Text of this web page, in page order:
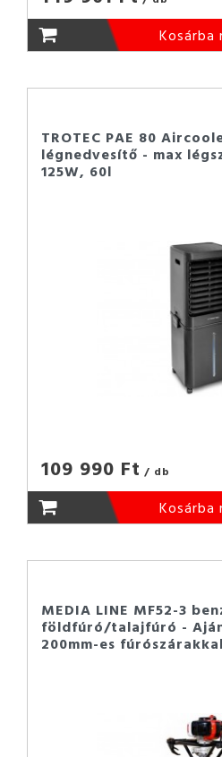
Kosárba
TROTEC PAE 80
légnedvesítő - max
125W, 60l
109 990 Ft / db
Kosárba
MEDIA LINE MF52-3
földfúró/talajfúró -
200mm-es fúrószárakkal